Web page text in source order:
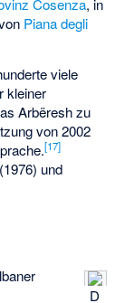
Cosenza, in
Piana degli
viele
kleiner
Arbëresh zu
von 2002
[17]
und
D